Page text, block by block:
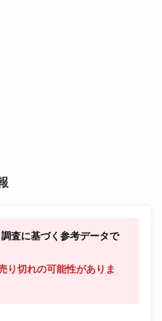
査に基づく参考データで
り切れの可能性がありま